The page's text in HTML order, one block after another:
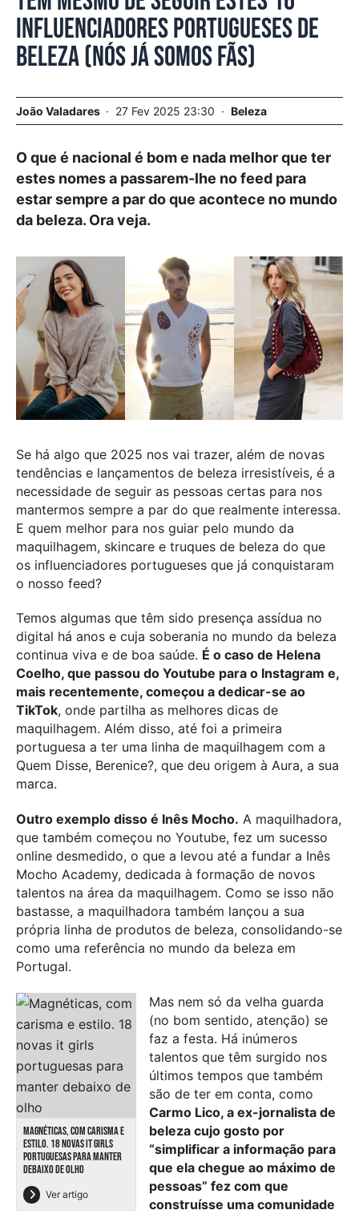
influenciadores portugueses de
beleza (nós já somos fãs)
João Valadares 27 Fev 2025 23:30 Beleza
O que é nacional é bom e nada melhor que ter
estes nomes a passarem-lhe no feed para
estar sempre a par do que acontece no mundo
da beleza. Ora veja.
Se há algo que 2025 nos vai trazer, além de novas
tendências e lançamentos de beleza irresistíveis, é a
necessidade de seguir as pessoas certas para nos
mantermos sempre a par do que realmente interessa.
E quem melhor para nos guiar pelo mundo da
maquilhagem, skincare e truques de beleza do que
os influenciadores portugueses que já conquistaram
o nosso feed?
Temos algumas que têm sido presença assídua no
digital há anos e cuja soberania no mundo da beleza
continua viva e de boa saúde. É o caso de Helena
Coelho, que passou do Youtube para o Instagram e,
mais recentemente, começou a dedicar-se ao
TikTok, onde partilha as melhores dicas de
maquilhagem. Além disso, até foi a primeira
portuguesa a ter uma linha de maquilhagem com a
Quem Disse, Berenice?, que deu origem à Aura, a sua
marca.
Outro exemplo disso é Inês Mocho. A maquilhadora,
que também começou no Youtube, fez um sucesso
online desmedido, o que a levou até a fundar a Inês
Mocho Academy, dedicada à formação de novos
talentos na área da maquilhagem. Como se isso não
bastasse, a maquilhadora também lançou a sua
própria linha de produtos de beleza, consolidando-se
como uma referência no mundo da beleza em
Portugal.
MAGNÉTICAS, COM CARISMA E
ESTILO. 18 NOVAS IT GIRLS
PORTUGUESAS PARA MANTER
DEBAIXO DE OLHO
Ver artigo
Mas nem só da velha guarda
(no bom sentido, atenção) se
faz a festa. Há inúmeros
talentos que têm surgido nos
últimos tempos que também
são de ter em conta, como
Carmo Lico, a ex-jornalista de
beleza cujo gosto por
“simplificar a informação para
que ela chegue ao máximo de
pessoas” fez com que
construísse uma comunidade